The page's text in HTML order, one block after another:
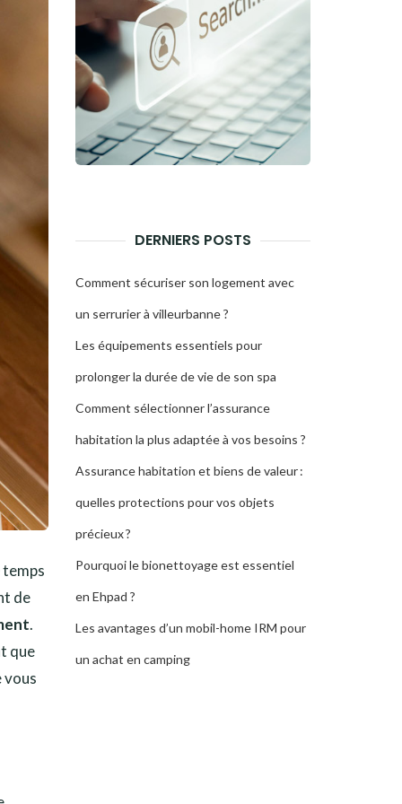
de
.
que
vous
DERNIERS POSTS
Comment sécuriser son logement avec
un serrurier à villeurbanne ?
Les équipements essentiels pour
prolonger la durée de vie de son spa
Comment sélectionner l’assurance
habitation la plus adaptée à vos besoins ?
Assurance habitation et biens de valeur :
quelles protections pour vos objets
précieux ?
Pourquoi le bionettoyage est essentiel
en Ehpad ?
Les avantages d’un mobil-home IRM pour
un achat en camping